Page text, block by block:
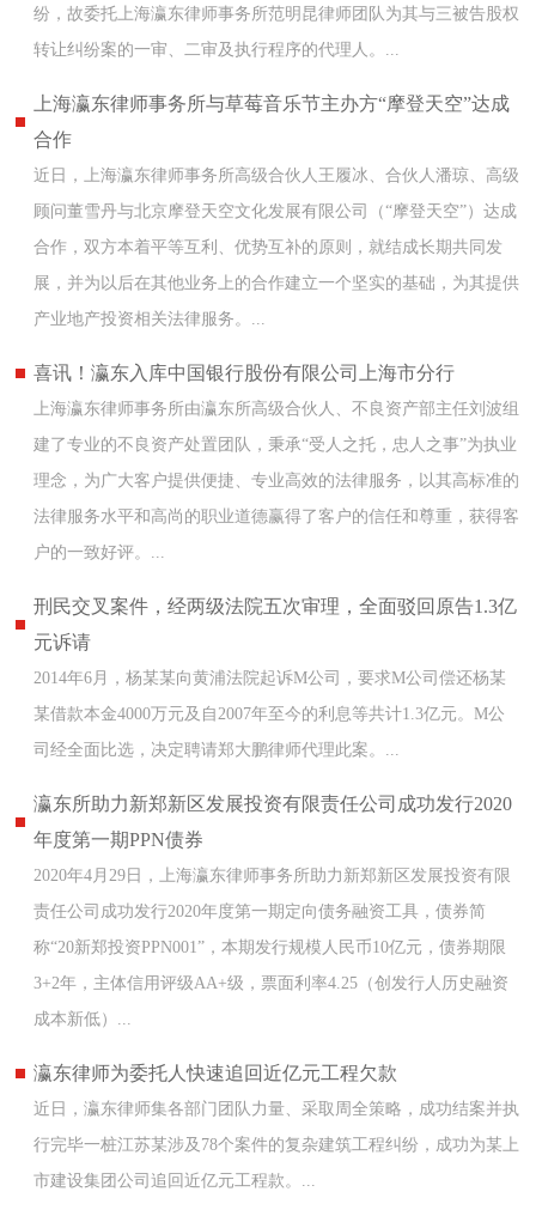
纷，故委托上海瀛东律师事务所范明昆律师团队为其与三被告股权
转让纠纷案的一审、二审及执行程序的代理人。...
上海瀛东律师事务所与草莓音乐节主办方“摩登天空”达成
合作
近日，上海瀛东律师事务所高级合伙人王履冰、合伙人潘琼、高级
顾问董雪丹与北京摩登天空文化发展有限公司（“摩登天空”）达成
合作，双方本着平等互利、优势互补的原则，就结成长期共同发
展，并为以后在其他业务上的合作建立一个坚实的基础，为其提供
产业地产投资相关法律服务。...
喜讯！瀛东入库中国银行股份有限公司上海市分行
上海瀛东律师事务所由瀛东所高级合伙人、不良资产部主任刘波组
建了专业的不良资产处置团队，秉承“受人之托，忠人之事”为执业
理念，为广大客户提供便捷、专业高效的法律服务，以其高标准的
法律服务水平和高尚的职业道德赢得了客户的信任和尊重，获得客
户的一致好评。...
刑民交叉案件，经两级法院五次审理，全面驳回原告1.3亿
元诉请
2014年6月，杨某某向黄浦法院起诉M公司，要求M公司偿还杨某
某借款本金4000万元及自2007年至今的利息等共计1.3亿元。M公
司经全面比选，决定聘请郑大鹏律师代理此案。...
瀛东所助力新郑新区发展投资有限责任公司成功发行2020
年度第一期PPN债券
2020年4月29日，上海瀛东律师事务所助力新郑新区发展投资有限
责任公司成功发行2020年度第一期定向债务融资工具，债券简
称“20新郑投资PPN001”，本期发行规模人民币10亿元，债券期限
3+2年，主体信用评级AA+级，票面利率4.25（创发行人历史融资
成本新低）...
瀛东律师为委托人快速追回近亿元工程欠款
近日，瀛东律师集各部门团队力量、采取周全策略，成功结案并执
行完毕一桩江苏某涉及78个案件的复杂建筑工程纠纷，成功为某上
市建设集团公司追回近亿元工程款。...